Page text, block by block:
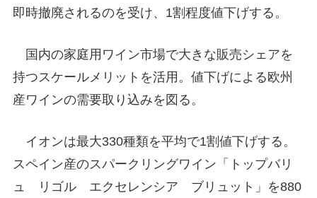
即時撤廃されるのを受け、1割程度値下げする。
国内の家庭用ワイン市場で大きな販売シェアを
持つスケールメリットを活用。値下げによる欧州
産ワインの需要取り込みを図る。
イオンは最大330種類を平均で1割値下げする。
スペイン産のスパークリングワイン「トップバリ
ュ リゴル エクセレンシア ブリュット」を880